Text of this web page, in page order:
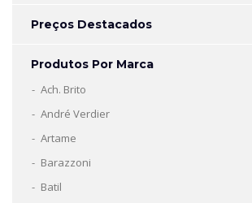
Preços Destacados
Produtos Por Marca
Ach. Brito
André Verdier
Artame
Barazzoni
Batil